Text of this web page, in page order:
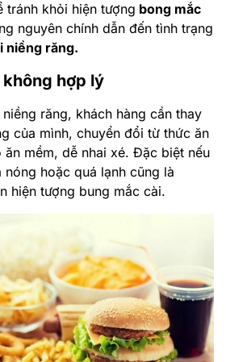
tránh khỏi hiện tượng bong mắc
nguyên chính dẫn đến tình trạng
niềng răng.
không hợp lý
răng, khách hàng cần thay
của mình, chuyển đổi từ thức ăn
mềm, dễ nhai xé. Đặc biệt nếu
hoặc quá lạnh cũng là
hiện tượng bung mắc cài.